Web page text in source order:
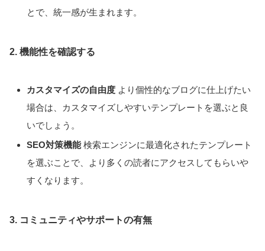
とで、統一感が生まれます。
2. 機能性を確認する
カスタマイズの自由度 より個性的なブログに仕上げたい
場合は、カスタマイズしやすいテンプレートを選ぶと良
いでしょう。
SEO対策機能検索エンジンに最適化されたテンプレート
を選ぶことで、より多くの読者にアクセスしてもらいや
すくなります。
3. コミュニティやサポートの有無